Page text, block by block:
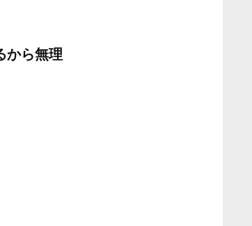
から無理